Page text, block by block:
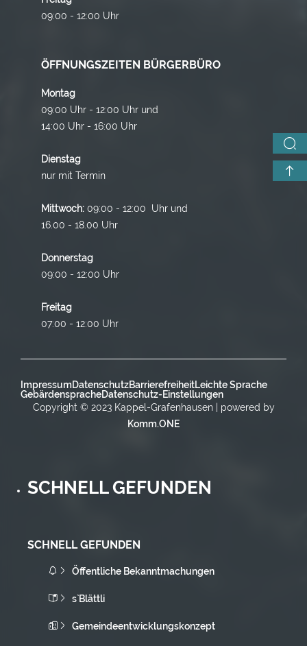
09:00 - 12:00 Uhr
ÖFFNUNGSZEITEN BÜRGERBÜRO
Montag
09:00 Uhr - 12:00 Uhr und
14:00 Uhr - 16:00 Uhr
Dienstag
nur mit Termin
Mittwoch: 09:00 - 12:00 Uhr und
16.00 - 18.00 Uhr
Donnerstag
09:00 - 12:00 Uhr
Freitag
07:00 - 12:00 Uhr
ImpressumDatenschutzBarrierefreiheitLeichte Sprache
GebärdenspracheDatenschutz-Einstellungen
Copyright © 2023 Kappel-Grafenhausen | powered by
Komm.ONE
SCHNELL GEFUNDEN
SCHNELL GEFUNDEN
Öffentliche Bekanntmachungen
s`Blättli
Gemeindeentwicklungskonzept